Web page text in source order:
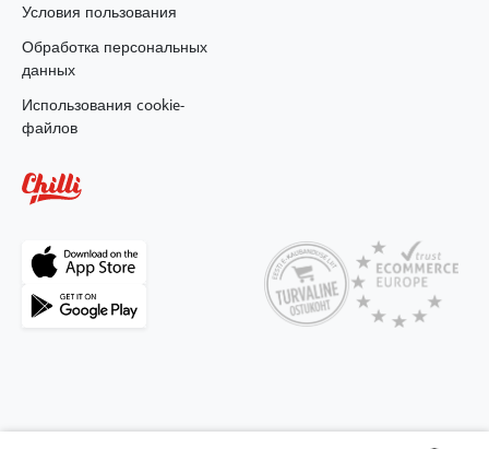
Условия пользования
Обработка персональных
данных
Использования cookie-
файлов